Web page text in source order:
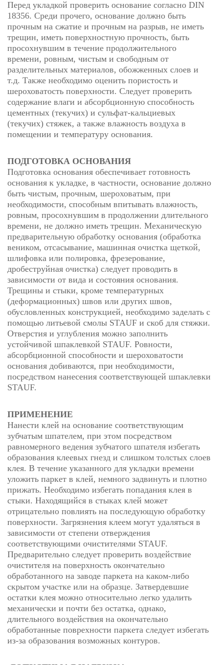
Перед укладкой проверить основание согласно DIN
18356. Среди прочего, основание должно быть
прочным на сжатие и прочным на разрыв, не иметь
трещин, иметь поверхностную прочность, быть
просохнувшим в течение продолжительного
времени, ровным, чистым и свободным от
разделительных материалов, обожженных слоев и
т.д. Также необходимо оценить пористость и
шероховатость поверхности. Следует проверить
содержание влаги и абсорбционную способность
цементных (текучих) и сульфат-кальциевых
(текучих) стяжек, а также влажность воздуха в
помещении и температуру основания.
ПОДГОТОВКА ОСНОВАНИЯ
Подготовка основания обеспечивает готовность
основания к укладке, в частности, основание должно
быть чистым, прочным, шероховатым, при
необходимости, способным впитывать влажность,
ровным, просохнувшим в продолжении длительного
времени, не должно иметь трещин. Механическую
предварительную обработку основания (обработка
веником, отсасывание, машинная очистка щеткой,
шлифовка или полировка, фрезерование,
дробеструйная очистка) следует проводить в
зависимости от вида и состояния основания.
Трещины и стыки, кроме температурных
(деформационных) швов или других швов,
обусловленных конструкцией, необходимо заделать с
помощью литьевой смолы STAUF и скоб для стяжки.
Отверстия и углубления можно заполнить
устойчивой шпаклевкой STAUF. Ровности,
абсорбционной способности и шероховатости
основания добиваются, при необходимости,
посредством нанесения соответствующей шпаклевки
STAUF.
ПРИМЕНЕНИЕ
Нанести клей на основание соответствующим
зубчатым шпателем, при этом посредством
равномерного ведения зубчатого шпателя избегать
образования клеевых гнезд и слишком толстых слоев
клея. В течение указанного для укладки времени
уложить паркет в клей, немного задвинуть и плотно
прижать. Необходимо избегать попадания клея в
стыки. Находящийся в стыках клей может
отрицательно повлиять на последующую обработку
поверхности. Загрязнения клеем могут удаляться в
зависимости от степени отверждения
соответствующими очистителями STAUF.
Предварительно следует проверить воздействие
очистителя на поверхность окончательно
обработанного на заводе паркета на каком-либо
скрытом участке или на образце. Затвердевшие
остатки клея можно относительно легко удалить
механически и почти без остатка, однако,
длительного воздействия на окончательно
обработанные поврехности паркета следует избегать
из-за образования возможных контуров.